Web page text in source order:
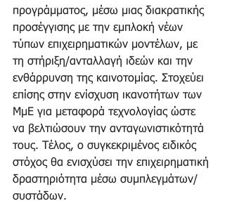
προγράμματος, μέσω μιας διακρατικής
προσέγγισης με την εμπλοκή νέων
τύπων επιχειρηματικών μοντέλων, με
τη στήριξη/ανταλλαγή ιδεών και την
ενθάρρυνση της καινοτομίας. Στοχεύει
επίσης στην ενίσχυση ικανοτήτων των
ΜμΕ για μεταφορά τεχνολογίας ώστε
να βελτιώσουν την ανταγωνιστικότητά
τους. Τέλος, ο συγκεκριμένος ειδικός
στόχος θα ενισχύσει την επιχειρηματική
δραστηριότητα μέσω συμπλεγμάτων/
συστάδων.